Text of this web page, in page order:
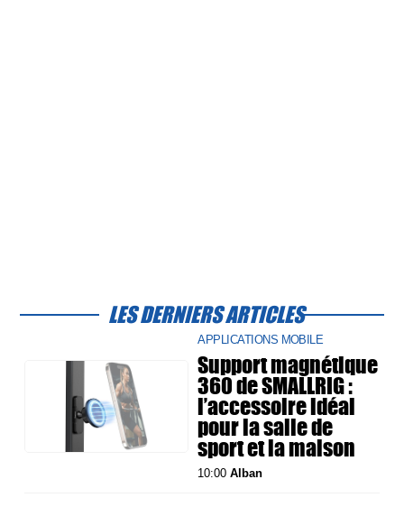
LES DERNIERS ARTICLES
APPLICATIONS MOBILE
Support magnétique
360 de SMALLRIG :
l’accessoire idéal
pour la salle de
sport et la maison
10:00Alban